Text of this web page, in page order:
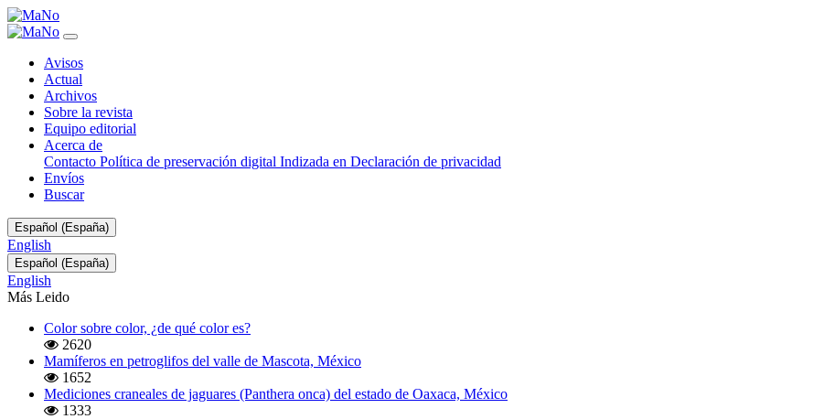
Primer
registro
venado
Passalites
nemorivagus
(Cuvier,
1817)
(Artiodactyla:
Cervidae)
de
Barú,
Departamento
de
Bolívar,
Avisos
Actual
Archivos
Sobre la revista
Equipo editorial
Acerca de
Contacto Política de preservación digital Indizada en Declaración de privacidad
Envíos
Buscar
Cambiar
el
idioma.
El
actual
es:
Español (España)
English
Cambiar
el
idioma.
El
es:
Español (España)
English
Más Leido
Color sobre color, ¿de qué color es?
2620
Mamíferos en petroglifos del valle de Mascota, México
1652
Mediciones craneales de jaguares (Panthera onca) del estado de Oaxaca, México
1333